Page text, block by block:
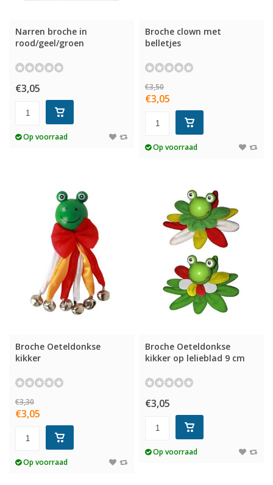
Narren broche in
rood/geel/groen
€3,05
Op voorraad
Broche clown met
belletjes
€3,50
€3,05
Op voorraad
Broche Oeteldonkse
kikker
€3,30
€3,05
Op voorraad
Broche Oeteldonkse
kikker op lelieblad 9 cm
€3,05
Op voorraad